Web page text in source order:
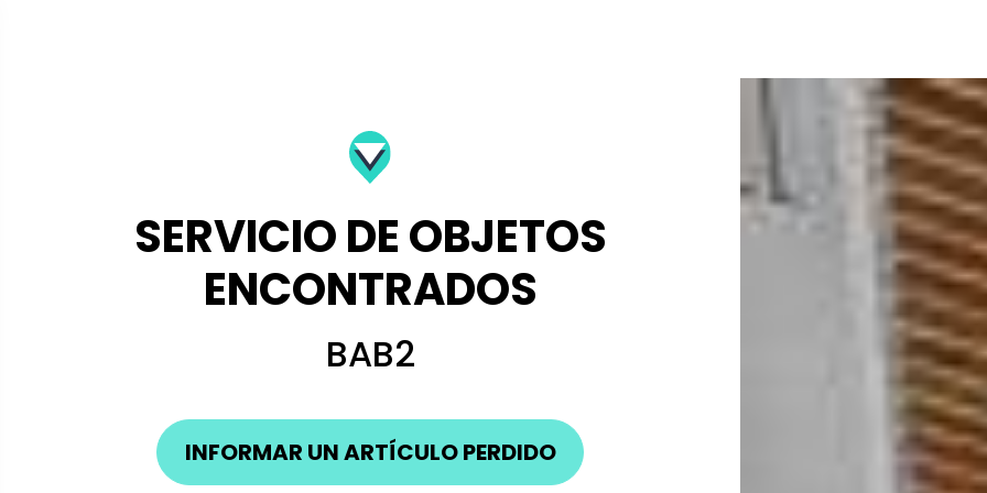
SERVICIO DE OBJETOS
ENCONTRADOS
BAB2
INFORMAR UN ARTÍCULO PERDIDO